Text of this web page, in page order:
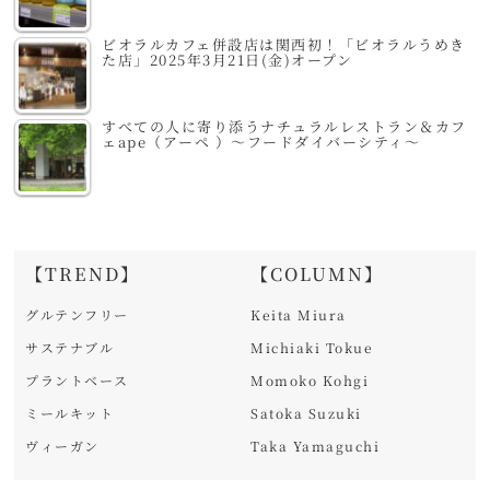
ビオラルカフェ併設店は関西初！「ビオラルうめき
た店」2025年3月21日(金)オープン
すべての人に寄り添うナチュラルレストラン＆カフ
ェape（アーペ ）～フードダイバーシティ～
【TREND】
グルテンフリー
サステナブル
プラントベース
ミールキット
ヴィーガン
【COLUMN】
Keita Miura
Michiaki Tokue
Momoko Kohgi
Satoka Suzuki
Taka Yamaguchi